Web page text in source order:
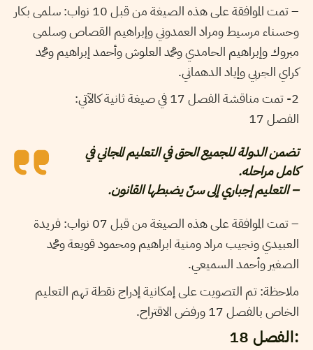
– تمت الموافقة على هذه الصيغة من قبل 10 نواب: سلمى بكار
وحسناء مرسيط ومراد العمدوني وإبراهيم القصاص وسلمى
مبروك وإبراهيم الحامدي ومحمد العلوش وأحمد إبراهيم ومحمد
كراي الجربي وإياد الدهماني.
2- تمت مناقشة الفصل 17 في صيغة ثانية كالآتي:
الفصل 17
تضمن الدولة للجميع الحق في التعليم المجاني في
كامل مراحله.
– التعليم إجباري إلى سنّ يضبطها القانون.
– تمت الموافقة على هذه الصيغة من قبل 07 نواب: فريدة
العبيدي ونجيب مراد ومنية ابراهيم ومحمود قويعة ومحمد
الصغير وأحمد السميعي.
ملاحظة: تم التصويت على إمكانية إدراج نقطة تهم التعليم
الخاص بالفصل 17 ورفض الاقتراح.
:الفصل 18